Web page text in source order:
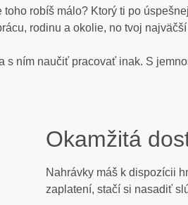
toho robíš málo? Ktorý ti po
rodinu a okolie, no tvoj
s ním naučiť pracovať inak. S
Okamžitá
Nahrávky máš k dispozícii
zaplatení, stačí si nasadiť